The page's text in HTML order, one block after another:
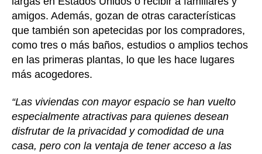
amigos. Además, gozan de otras características
que también son apetecidas por los compradores,
como tres o más baños, estudios o amplios techos
en las primeras plantas, lo que les hace lugares
más acogedores.
“Las viviendas con mayor espacio se han vuelto
especialmente atractivas para quienes desean
disfrutar de la privacidad y comodidad de una
casa, pero con la ventaja de tener acceso a las